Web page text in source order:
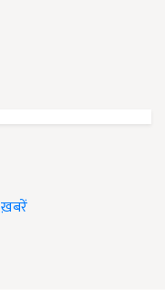
ख़बरें